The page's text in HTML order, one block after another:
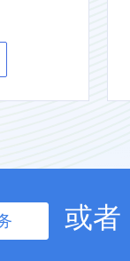
或者